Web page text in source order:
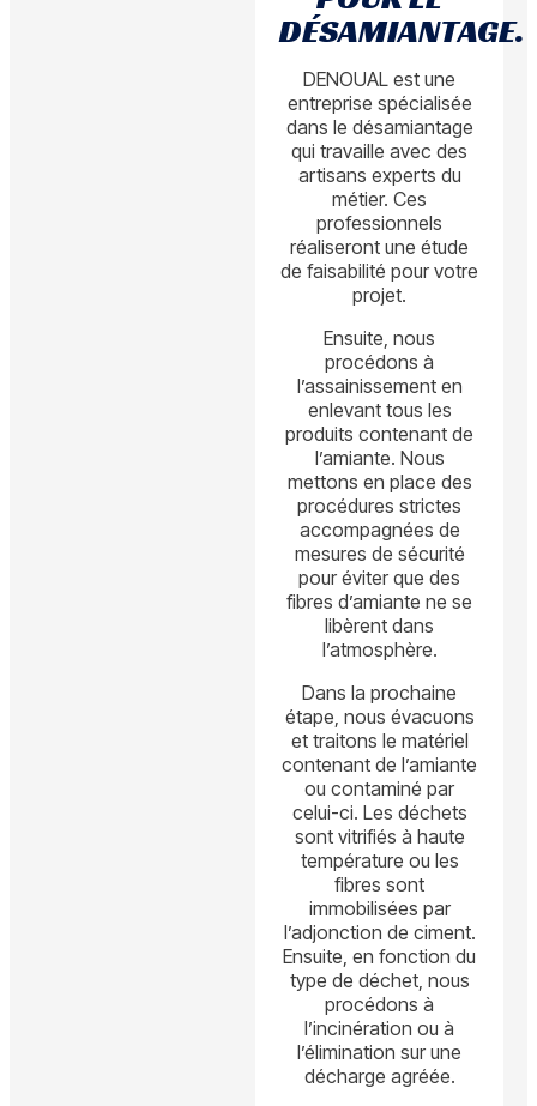
DÉSAMIANTAGE.
DENOUAL est une
entreprise spécialisée
dans le désamiantage
qui travaille avec des
artisans experts du
métier. Ces
professionnels
réaliseront une étude
de faisabilité pour votre
projet.
Ensuite, nous
procédons à
l’assainissement en
enlevant tous les
produits contenant de
l’amiante. Nous
mettons en place des
procédures strictes
accompagnées de
mesures de sécurité
pour éviter que des
fibres d’amiante ne se
libèrent dans
l’atmosphère.
Dans la prochaine
étape, nous évacuons
et traitons le matériel
contenant de l’amiante
ou contaminé par
celui-ci. Les déchets
sont vitrifiés à haute
température ou les
fibres sont
immobilisées par
l’adjonction de ciment.
Ensuite, en fonction du
type de déchet, nous
procédons à
l’incinération ou à
l’élimination sur une
décharge agréée.